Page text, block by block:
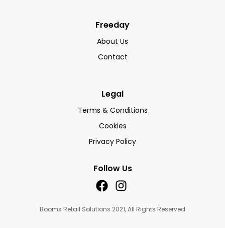
Freeday
About Us
Contact
Legal
Terms & Conditions
Cookies
Privacy Policy
Follow Us
Booms Retail Solutions 2021, All Rights Reserved